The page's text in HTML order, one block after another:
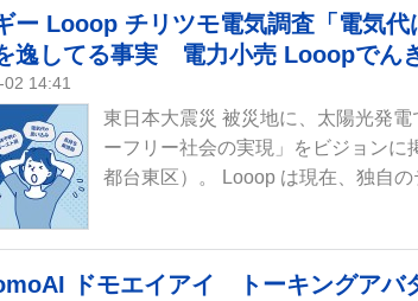
ー Looop チリツモ電気調査「電気
逸してる事実 電力小売 Looopでん
14:41
東日本大震災 被災地に、太陽光発
ーフリー社会の実現」をビジョン
都台東区）。 Looop は現在、独自の
ドモエイアイ トーキングアバ